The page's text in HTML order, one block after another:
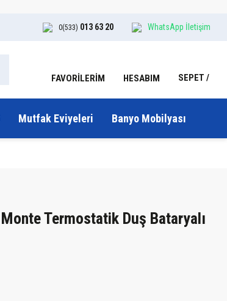
0(533) 013 63 20 WhatsApp İletişim
FAVORİLERİM HESABIM SEPET
Mutfak Eviyeleri Banyo Mobilyası
Termostatik Duş Bataryalı